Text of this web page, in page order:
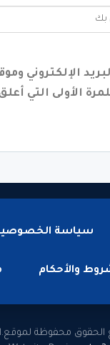
الإلكتروني
الأولى التي
سياسة
والأحكام